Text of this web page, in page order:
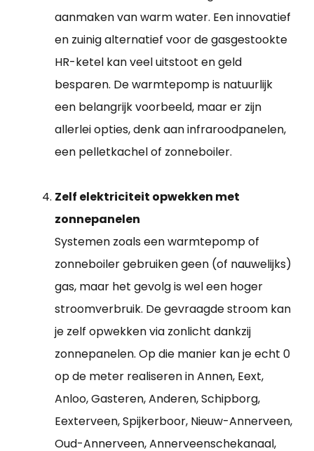
aanmaken van warm water. Een innovatief
en zuinig alternatief voor de gasgestookte
HR-ketel kan veel uitstoot en geld
besparen. De warmtepomp is natuurlijk
een belangrijk voorbeeld, maar er zijn
allerlei opties, denk aan infraroodpanelen,
een pelletkachel of zonneboiler.
Zelf elektriciteit opwekken met
zonnepanelen
Systemen zoals een warmtepomp of
zonneboiler gebruiken geen (of nauwelijks)
gas, maar het gevolg is wel een hoger
stroomverbruik. De gevraagde stroom kan
je zelf opwekken via zonlicht dankzij
zonnepanelen. Op die manier kan je echt 0
op de meter realiseren in Annen, Eext,
Anloo, Gasteren, Anderen, Schipborg,
Eexterveen, Spijkerboor, Nieuw-Annerveen,
Oud-Annerveen, Annerveenschekanaal,